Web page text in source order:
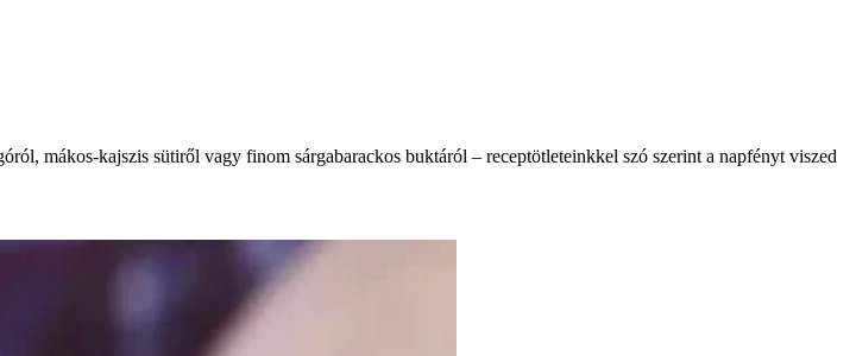
mákos-kajszis sütiről vagy finom sárgabarackos buktáról – receptötleteinkkel szó szerint a napfényt viszed